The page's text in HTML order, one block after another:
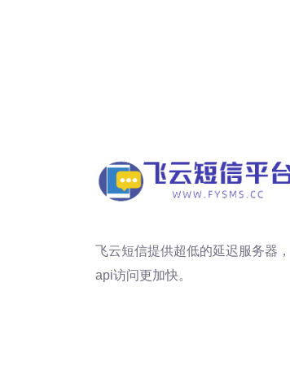
飞云短信提供超低的延迟服务器，
api访问更加快。